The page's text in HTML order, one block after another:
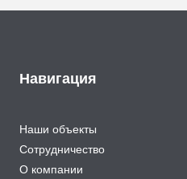
Навигация
Наши объекты
Сотрудничество
О компании